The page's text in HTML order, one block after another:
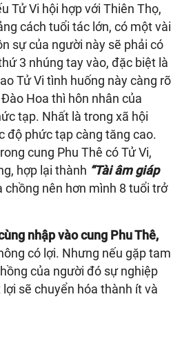
Tử Vi hội hợp với Thiên Thọ,
cách tuổi tác lớn, có một vài
sự của người này sẽ phải có
3 nhúng tay vào, đặc biệt là
Tử Vi tình huống này càng rõ
Hoa thì hôn nhân của
tạp. Nhất là trong xã hội
độ phức tạp càng tăng cao.
cung Phu Thê có Tử Vi,
hợp lại thành “Tài âm giáp
chồng nên hơn mình 8 tuổi trở
nhập vào cung Phu Thê,
có lợi. Nhưng nếu gặp tam
của người đó sự nghiệp
sẽ chuyển hóa thành ít và